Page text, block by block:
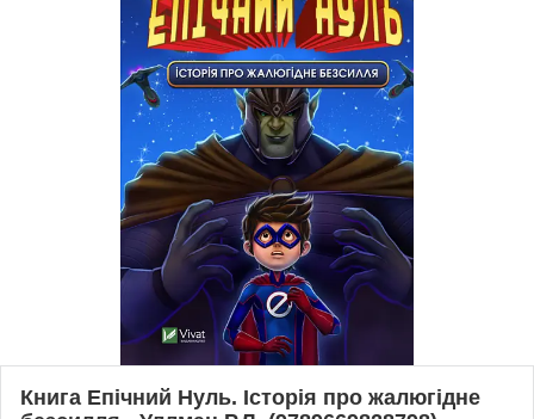
Книга Епічний Нуль. Історія про жалюгідне